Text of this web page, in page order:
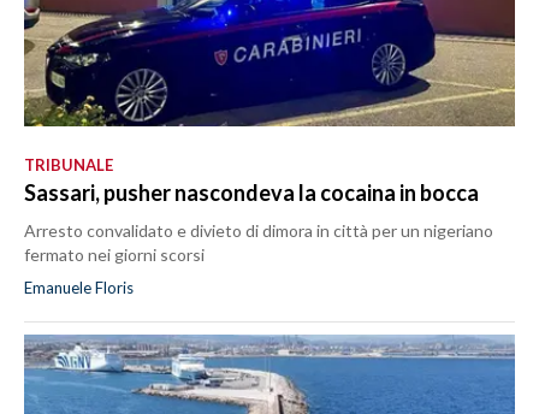
TRIBUNALE
Sassari, pusher nascondeva la cocaina in bocca
Arresto convalidato e divieto di dimora in città per un nigeriano
fermato nei giorni scorsi
Emanuele Floris